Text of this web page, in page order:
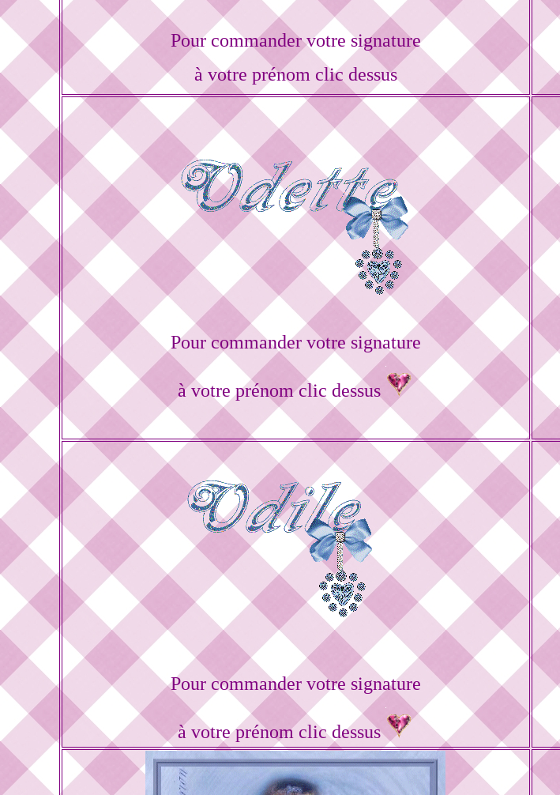
Pour commander votre signature
à votre prénom clic dessus
Pour commander votre signature
à votre prénom clic dessus
Pour commander votre signature
à votre prénom clic dessus